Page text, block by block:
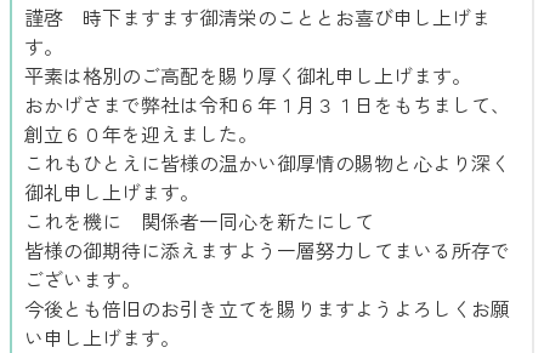
謹啓 時下ますます御清栄のこととお喜び申し上げま
す。
平素は格別のご高配を賜り厚く御礼申し上げます。
おかげさまで弊社は令和６年１月３１日をもちまして、
創立６０年を迎えました。
これもひとえに皆様の温かい御厚情の賜物と心より深く
御礼申し上げます。
これを機に 関係者一同心を新たにして
皆様の御期待に添えますよう一層努力してまいる所存で
ございます。
今後とも倍旧のお引き立てを賜りますようよろしくお願
い申し上げます。